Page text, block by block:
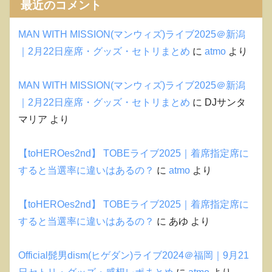
最近のコメント
MAN WITH MISSION(マンウィズ)ライブ2025＠新潟
｜2月22日座席・グッズ・セトリまとめ に atmo より
MAN WITH MISSION(マンウィズ)ライブ2025＠新潟
｜2月22日座席・グッズ・セトリまとめ に DJサンタ
マリア より
【toHEROes2nd】 TOBEライブ2025｜着席指定席に
すると当選率に違いはあるの？ に atmo より
【toHEROes2nd】 TOBEライブ2025｜着席指定席に
すると当選率に違いはあるの？ に あゆ より
Official髭男dism(ヒゲダン)ライブ2024＠福岡｜9月21